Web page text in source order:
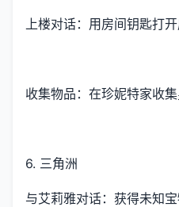
上楼对话：用房间钥匙打
收集物品：在珍妮特家收集
6. 三角洲
与艾莉雅对话：获得未知宝